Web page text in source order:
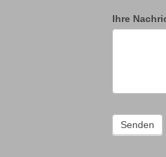
Ihre